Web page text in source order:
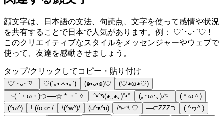
顔文字は、日本語の文法、句読点、文字を使って感情や状況
を共有することで日本で人気があります。例： ♡´･ᴗ･`♡ !
このクリエイティブなスタイルをメッセンジャーやウェブで
使って、友達を感動させましょう。
タップ/クリックしてコピー・貼り付け
♡´･ᴗ･`♡ ♡(´｡•ㅅ•｡`) (๑•ᴗ•๑)♡
(♡◕ω◕♡)
╰( ´・ω・)つ──☆ *:・ﾟ✧
°•°٩(◕‿◕｡)°•° (｡･ω･｡)ﾉ♡
(＾ω＾)
(^ω^)
! (/o.o~/ \(^w^)/ (u^ᴥ^u) /ᐢ⑅ᐢ\ ♡ ―⊂ZZZ⊃
( ^ヮ^ )